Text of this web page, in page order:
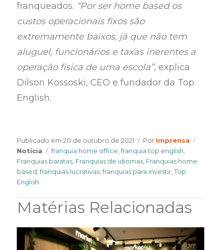
franqueados. “Por ser home based os
custos operacionais fixos são
extremamente baixos, já que não tem
aluguel, funcionários e taxas inerentes a
operação física de uma escola”, explica
Dilson Kossoski, CEO e fundador da Top
English.
Publicado em20 de outubro de 2021 Por Author
Imprensa
Notícia
Tags
franquia home office ,franquia top english
Franquias baratas Franquias de idiomas Franquias home
based ,franquias lucrativas ,franquias para investir ,Top
English
Matérias Relacionadas